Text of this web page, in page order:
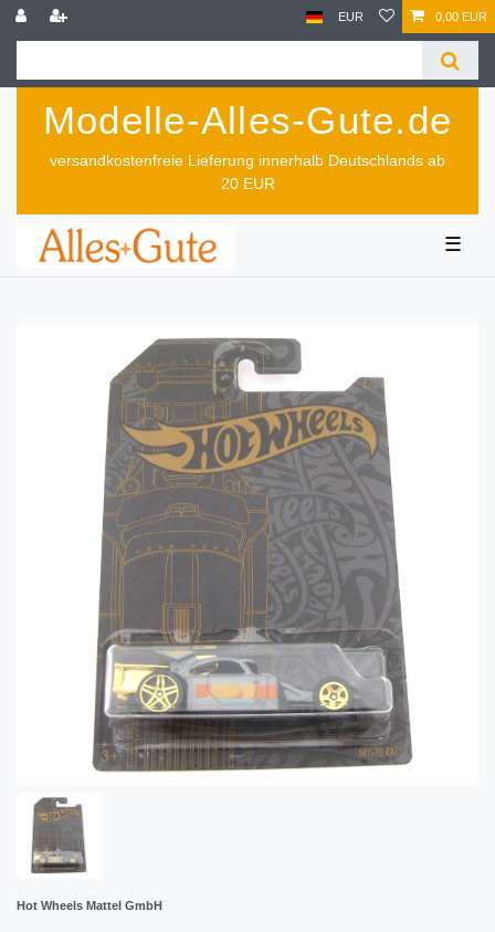
EUR 0,00 EUR
Modelle-Alles-Gute.de
versandkostenfreie Lieferung innerhalb Deutschlands ab
20 EUR
☰
Hot Wheels Mattel GmbH